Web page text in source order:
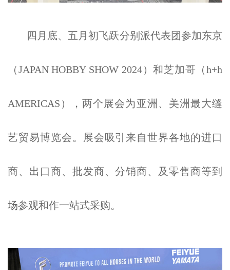
四月底、五月初飞跃分别派代表团参加东京
（JAPAN HOBBY SHOW 2024）和芝加哥（h+h
AMERICAS ），两个展会为亚洲、美洲最大缝
艺贸易博览会。展会吸引来自世界各地的进口
商、出口商、批发商、分销商、及零售商等到
场参观和作一站式采购。